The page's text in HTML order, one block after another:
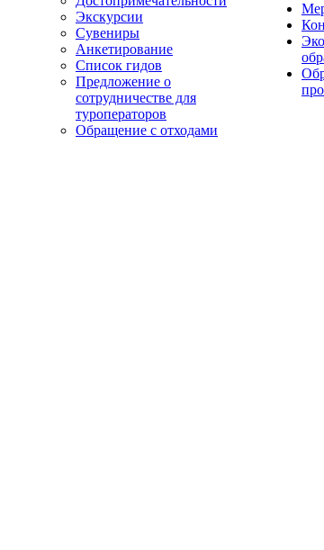
Экскурсии
Сувениры
Анкетирование
Список гидов
Предложение о
сотрудничестве для
туроператоров
Обращение с отходами